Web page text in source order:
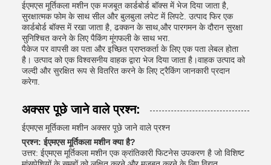
ईएमएस मूर्तिकला मशीन एक मजबूत कार्डबोर्ड बॉक्स में भेज दिया जाता है,
सुरक्षात्मक फोम के साथ सील और बुलबुला लपेट में लिपटे. उत्पाद फिर एक
कार्डबोर्ड बॉक्स में रखा जाता है, ढक्कन के साथ,और पारगमन के दौरान सुरक्षा
सुनिश्चित करने के लिए पैकिंग मूंगफली के साथ भरा.
पैकेज पर वापसी का पता और इच्छित प्राप्तकर्ता के लिए एक पता लेबल होता
है। उत्पाद को एक विश्वसनीय वाहक द्वारा भेज दिया जाता है।वाहक उत्पाद को
जल्दी और सुरक्षित रूप से वितरित करने के लिए ट्रैकिंग जानकारी प्रदान
करेगा.
अक्सर पूछे जाने वाले प्रश्न:
ईएमएस मूर्तिकला मशीन अक्सर पूछे जाने वाले प्रश्न
प्रश्न: ईएमएस मूर्तिकला मशीन क्या है?
उत्तर: ईएमएस मूर्तिकला मशीन एक क्रांतिकारी फिटनेस उपकरण है जो विशिष्ट